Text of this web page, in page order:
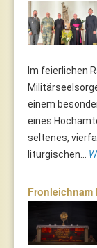
Im feierlichen
einem
eines
seltenes,
liturgischen...
Fronleichnam